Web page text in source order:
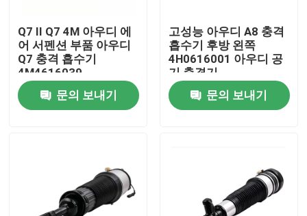
집
Q7 II Q7 4M 아우디 에
어 서펜션 부품 아우디
Q7 충격 흡수기
4M4616039
문의 보내기
고성능 아우디 A8 충격
흡수기 후방 왼쪽
4H0616001 아우디 공
기 충격기
문의 보내기